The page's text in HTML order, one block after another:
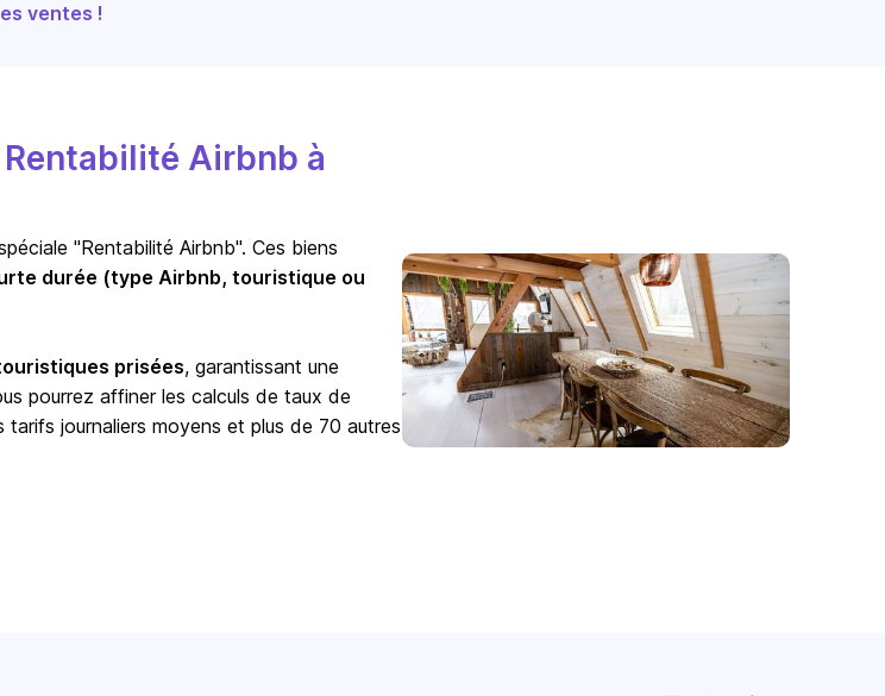
ventes !
Airbnb à
"Rentabilité Airbnb". Ces biens
durée (type Airbnb, touristique ou
prisées, garantissant une
pourrez affiner les calculs de taux de
journaliers moyens et plus de 70 autres